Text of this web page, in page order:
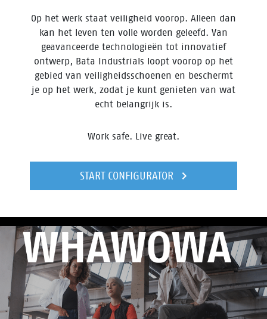
Op het werk staat veiligheid voorop. Alleen dan
kan het leven ten volle worden geleefd. Van
geavanceerde technologieën tot innovatief
ontwerp, Bata Industrials loopt voorop op het
gebied van veiligheidsschoenen en beschermt
je op het werk, zodat je kunt genieten van wat
echt belangrijk is.
Work safe. Live great.
START CONFIGURATOR